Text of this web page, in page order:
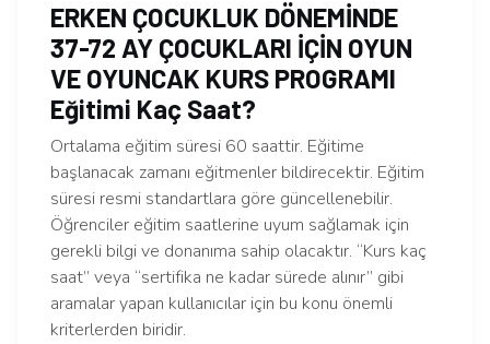
ERKEN ÇOCUKLUK DÖNEMİNDE
37-72 AY ÇOCUKLARI İÇİN OYUN
VE OYUNCAK KURS PROGRAMI
Eğitimi Kaç Saat?
Ortalama eğitim süresi 60 saattir. Eğitime
başlanacak zamanı eğitmenler bildirecektir. Eğitim
süresi resmi standartlara göre güncellenebilir.
Öğrenciler eğitim saatlerine uyum sağlamak için
gerekli bilgi ve donanıma sahip olacaktır. “Kurs kaç
saat” veya “sertifika ne kadar sürede alınır” gibi
aramalar yapan kullanıcılar için bu konu önemli
kriterlerden biridir.